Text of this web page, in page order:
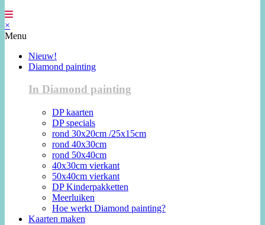
×
Menu
Nieuw!
Diamond painting
In Diamond painting
DP kaarten
DP specials
rond 30x20cm /25x15cm
rond 40x30cm
rond 50x40cm
40x30cm vierkant
50x40cm vierkant
DP Kinderpakketten
Meerluiken
Hoe werkt Diamond painting?
Kaarten maken